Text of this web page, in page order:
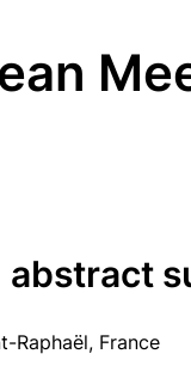
Raphaël, France